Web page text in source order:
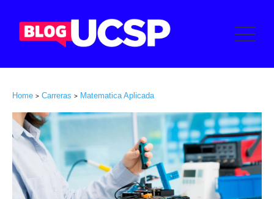
Home > Carreras > Matematica Aplicada